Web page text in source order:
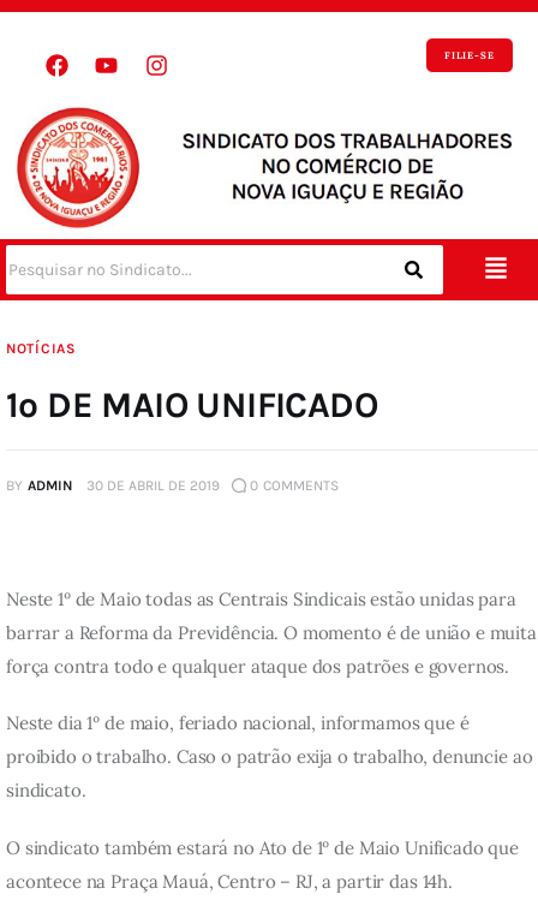
FILIE-SE
NOTÍCIAS
1º DE MAIO UNIFICADO
BY ADMIN 30 DE ABRIL DE 2019 0 COMMENTS
Neste 1º de Maio todas as Centrais Sindicais estão unidas para
barrar a Reforma da Previdência. O momento é de união e
força contra todo e qualquer ataque dos patrões e governos.
Neste dia 1º de maio, feriado nacional, informamos que é
proibido o trabalho. Caso o patrão exija o trabalho, denuncie ao
sindicato.
O sindicato também estará no Ato de 1º de Maio Unificado que
acontece na Praça Mauá, Centro – RJ, a partir das 14h.